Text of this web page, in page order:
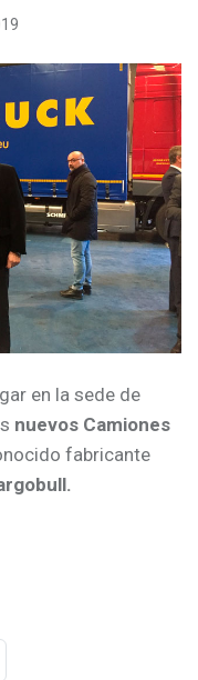
en la sede de
nuevos Camiones
fabricante